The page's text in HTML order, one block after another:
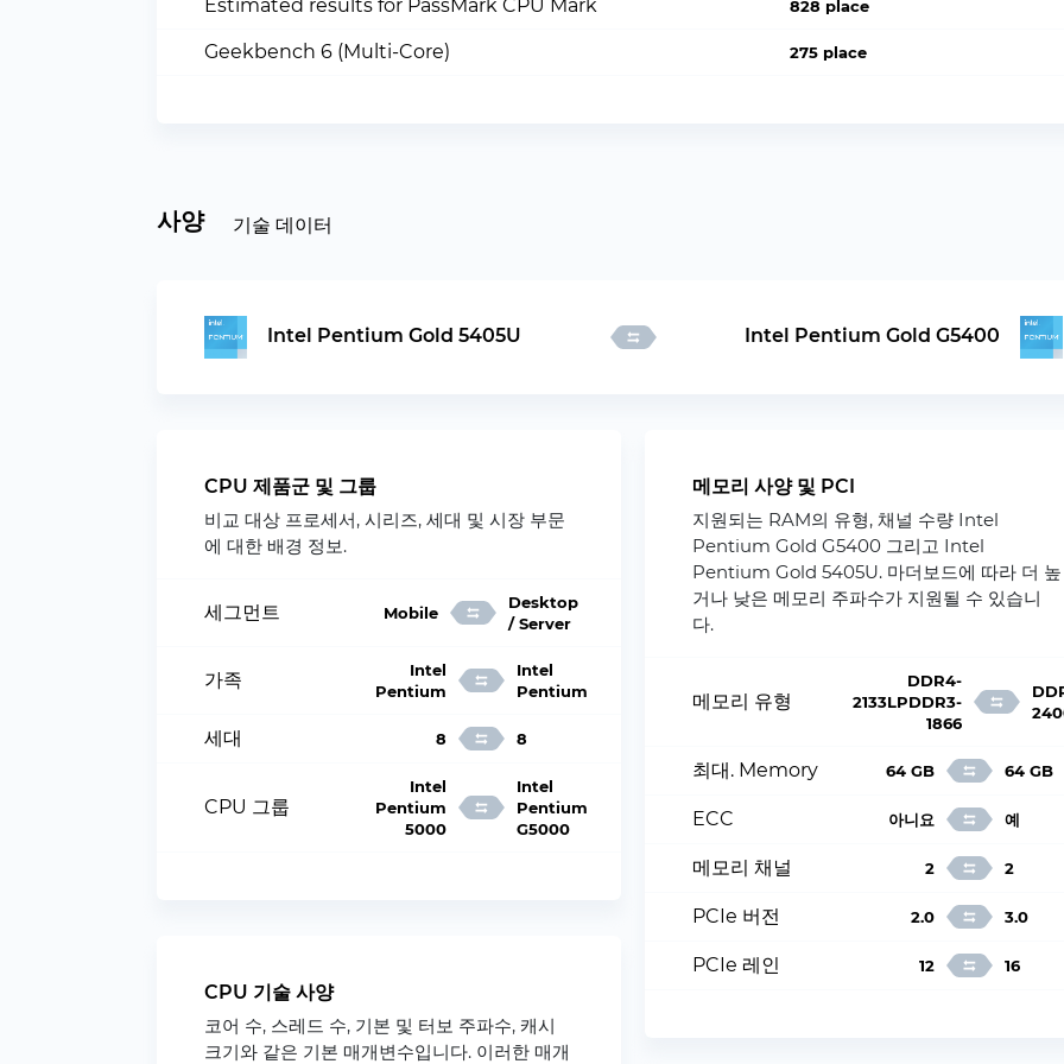
Estimated results for PassMark CPU Mark 828 place
Geekbench 6 (Multi-Core) 275 place
사양 기술 데이터
Intel Pentium Gold 5405U Intel Pentium Gold G5400
CPU 제품군 및 그룹
비교 대상 프로세서, 시리즈, 세대 및 시장 부문
에 대한 배경 정보.
세그먼트 Mobile
Desktop
/ Server
가족
Intel
Pentium
Intel
Pentium
세대 8 8
CPU 그룹
Intel
Pentium
5000
Intel
Pentium
G5000
CPU 기술 사양
코어 수, 스레드 수, 기본 및 터보 주파수, 캐시
크기와 같은 기본 매개변수입니다. 이러한 매개
메모리 사양 및 PCI
지원되는 RAM의 유형, 채널 수량 Intel
Pentium Gold G5400 그리고 Intel
Pentium Gold 5405U. 마더보드에 따라 더 높
거나 낮은 메모리 주파수가 지원될 수 있습니
다.
메모리 유형
DDR4-
2133LPDDR3-
1866
최대. Memory 64 GB 64 GB
ECC 아니요 예
메모리 채널 2 2
PCIe 버전 2.0 3.0
PCIe 레인 12 16